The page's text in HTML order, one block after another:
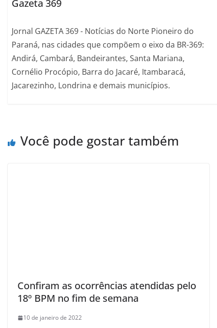
Gazeta 369
Jornal GAZETA 369 - Notícias do Norte Pioneiro do
Paraná, nas cidades que compõem o eixo da BR-369:
Andirá, Cambará, Bandeirantes, Santa Mariana,
Cornélio Procópio, Barra do Jacaré, Itambaracá,
Jacarezinho, Londrina e demais municípios.
Você pode gostar também
Confiram as ocorrências atendidas pelo
18º BPM no fim de semana
10 de janeiro de 2022